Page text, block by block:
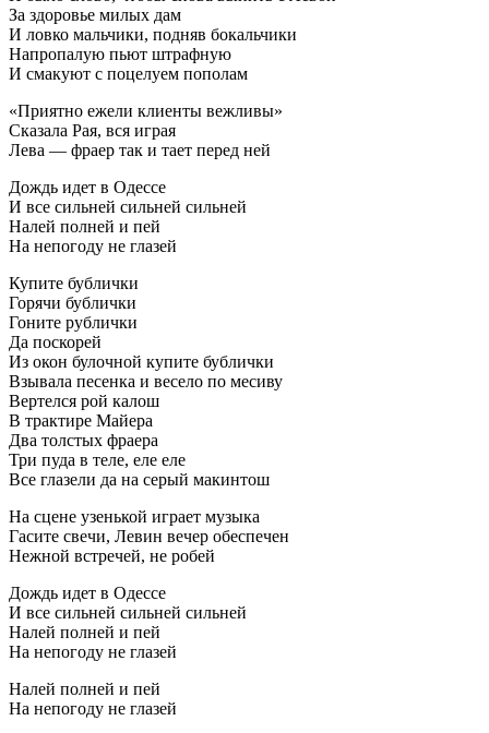
За здоровье милых дам
И ловко мальчики, подняв бокальчики
Напропалую пьют штрафную
И смакуют с поцелуем пополам
«Приятно ежели клиенты вежливы»
Сказала Рая, вся играя
Лева — фраер так и тает перед ней
Дождь идет в Одессе
И все сильней сильней сильней
Налей полней и пей
На непогоду не глазей
Купите бублички
Горячи бублички
Гоните рублички
Да поскорей
Из окон булочной купите бублички
Взывала песенка и весело по месиву
Вертелся рой калош
В трактире Майера
Два толстых фраера
Три пуда в теле, еле еле
Все глазели да на серый макинтош
На сцене узенькой играет музыка
Гасите свечи, Левин вечер обеспечен
Нежной встречей, не робей
Дождь идет в Одессе
И все сильней сильней сильней
Налей полней и пей
На непогоду не глазей
Налей полней и пей
На непогоду не глазей